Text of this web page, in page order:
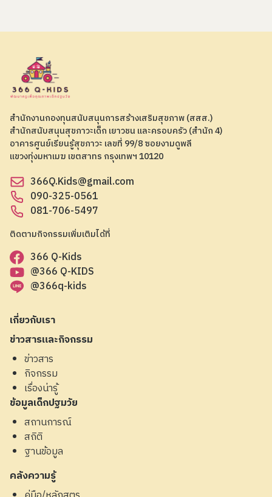
สำนักงานกองทุนสนับสนุนการสร้างเสริมสุขภาพ (สสส.)
สำนักสนับสนุนสุขภาวะเด็ก เยาวชน และครอบครัว (สำนัก 4)
อาคารศูนย์เรียนรู้สุขภาวะ เลขที่ 99/8 ซอยงามดูพลี
แขวงทุ่งมหาเมฆ เขตสาทร กรุงเทพฯ 10120
366Q.Kids@gmail.com
090-325-0561
081-706-5497
เกี่ยวกับเรา
ข่าวสารและกิจกรรม
ข่าวสาร
กิจกรรม
เรื่องน่ารู้
ข้อมูลเด็กปฐมวัย
สถานการณ์
สถิติ
ฐานข้อมูล
คลังความรู้
ติดตามกิจกรรมเพิ่มเติมได้ที่
366 Q-Kids
@366 Q-KIDS
@366q-kids